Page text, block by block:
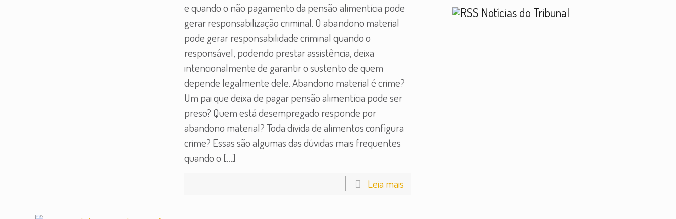
e quando o não pagamento da pensão alimentícia pode
gerar responsabilização criminal. O abandono material
pode gerar responsabilidade criminal quando o
responsável, podendo prestar assistência, deixa
intencionalmente de garantir o sustento de quem
depende legalmente dele. Abandono material é crime?
Um pai que deixa de pagar pensão alimentícia pode ser
preso? Quem está desempregado responde por
abandono material? Toda dívida de alimentos configura
crime? Essas são algumas das dúvidas mais frequentes
quando o […]
Leia mais
Notícias do Tribunal